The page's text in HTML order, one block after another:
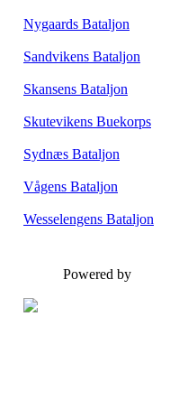
Nygaards Bataljon
Sandvikens Bataljon
Skansens Bataljon
Skutevikens Buekorps
Sydnæs Bataljon
Vågens Bataljon
Wesselengens Bataljon
Powered by